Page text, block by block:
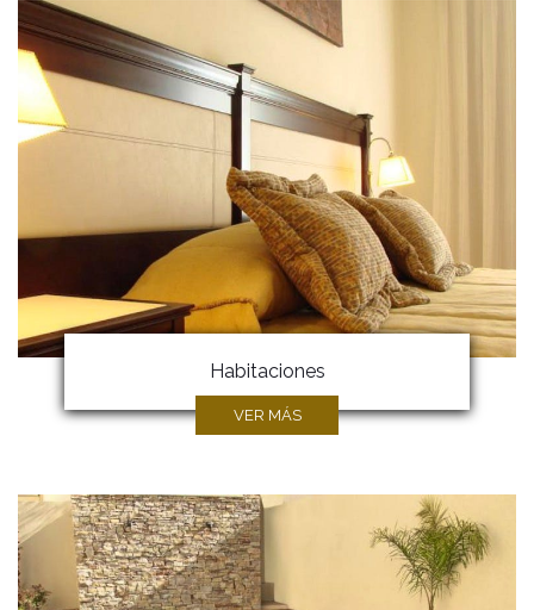
Habitaciones
VER MÁS